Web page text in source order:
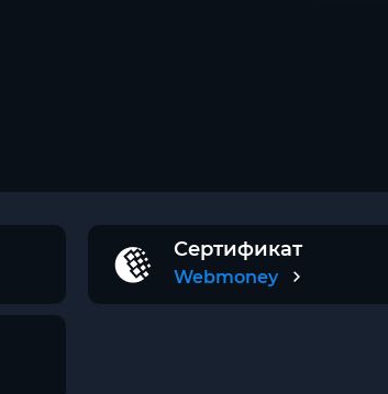
Сертификат
Webmoney